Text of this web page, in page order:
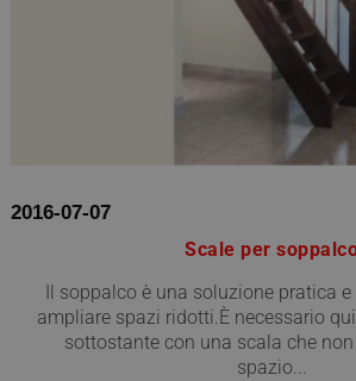
2016-07-07
Scale per
Il soppalco è una soluzione pratica
ampliare spazi ridotti.È necessario
sottostante con una scala che
spazio...